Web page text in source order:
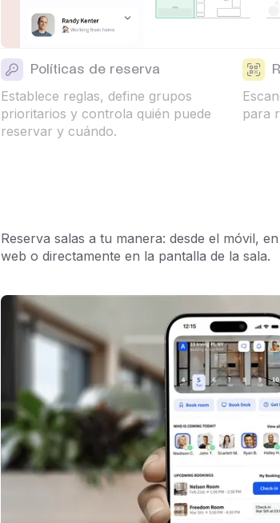
Políticas de reserva
Establece reglas, define grupos
prioritarios y controla quién puede
reservar y cuándo.
para
Reserva salas a tu manera: desde el móvil,
web o directamente en la pantalla de la sala.